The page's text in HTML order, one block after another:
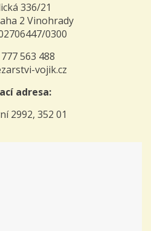
336/21
2 Vinohrady
0300
563 488
vojik.cz
adresa:
2992, 352 01